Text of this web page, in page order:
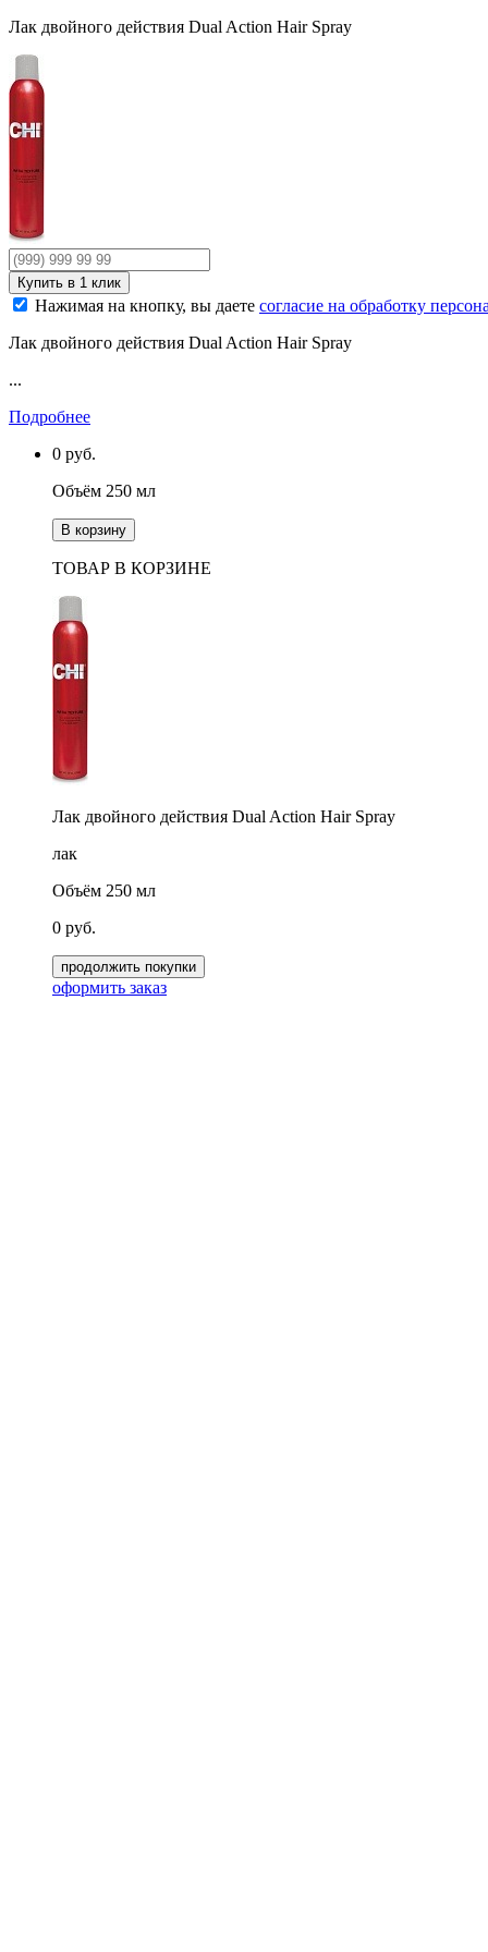
Лак двойного действия Dual Action Hair Spray
Нажимая на кнопку, вы даете согласие на обработку
Лак двойного действия Dual Action Hair Spray
...
Подробнее
0 руб.
Объём 250 мл
В корзину
ТОВАР В КОРЗИНЕ
Лак двойного действия Dual Action Hair Spray
лак
Объём 250 мл
0 руб.
продолжить покупки
оформить заказ